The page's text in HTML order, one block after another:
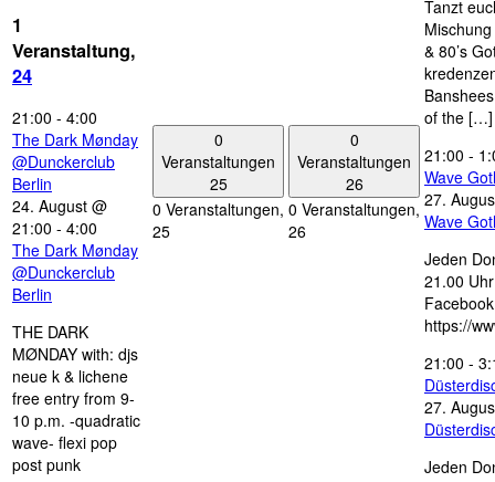
1
Veranstaltung,
24
21:00 - 4:00
The Dark Mønday
@Dunckerclub
Berlin
24. August @
21:00 - 4:00
The Dark Mønday
@Dunckerclub
Berlin
THE DARK
MØNDAY with: djs
neue k & lichene
free entry from 9-
10 p.m. -quadratic
wave- flexi pop
post punk
0
Veranstaltungen
25
0 Veranstaltungen,
25
0
Veranstaltungen
26
0 Veranstaltungen,
26
Tanzt
& 80’s
of the […]
21:00 -
Wave
27.
Wave
Jeden
21.00
https://
21:00 -
27.
Jeden